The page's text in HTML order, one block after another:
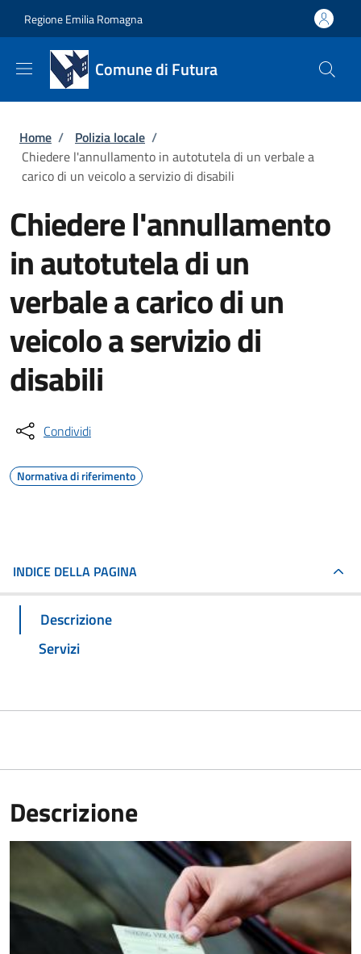
Regione Emilia Romagna
Comune di Futura
Briciole di pane
Home / Polizia locale /
Chiedere l'annullamento in autotutela di un verbale a
carico di un veicolo a servizio di disabili
Chiedere l'annullamento
in autotutela di un
verbale a carico di un
veicolo a servizio di
disabili
Condividi
Normativa di riferimento
INDICE DELLA PAGINA
Descrizione
Servizi
Descrizione